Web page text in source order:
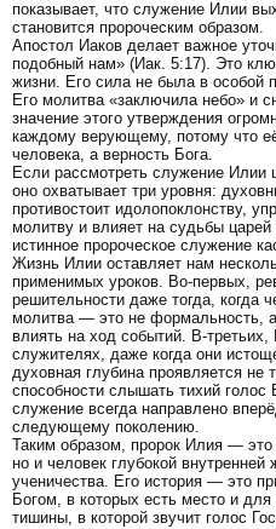
показывает, что служение Илии
становится пророческим образом.
Апостол Иаков делает важное
подобный нам» (Иак. 5:17). Это
жизни. Его сила не была в особой
Его молитва «заключила небо» и
значение этого утверждения
каждому верующему, потому что
человека, а верность Бога.
Если рассмотреть служение Илии
оно охватывает три уровня:
противостоит идолопоклонству,
молитву и влияет на судьбы
истинное пророческое служение
Жизнь Илии оставляет нам
применимых уроков. Во-первых,
решительности даже тогда, когда
молитва — это не формальность,
влиять на ход событий. В-третьих,
служителях, даже когда они
духовная глубина проявляется не
способности слышать тихий голос
служение всегда направлено
следующему поколению.
Таким образом, пророк Илия — это
но и человек глубокой
ученичества. Его история — это
Богом, в которых есть место и
тишины, в которой звучит голос